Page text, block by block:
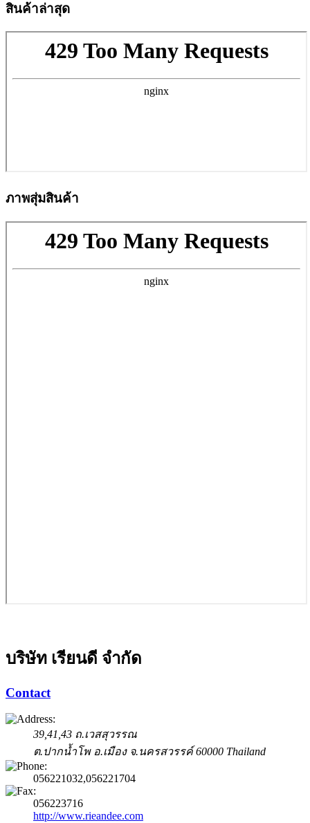
สินค้าล่าสุด
ภาพสุ่มสินค้า
บริษัท เรียนดี จำกัด
Contact
39,41,43 ถ.เวสสุวรรณ
ต.ปากน้ำโพ อ.เมือง จ.นครสวรรค์60000 Thailand
056221032,056221704
056223716
http://www.rieandee.com